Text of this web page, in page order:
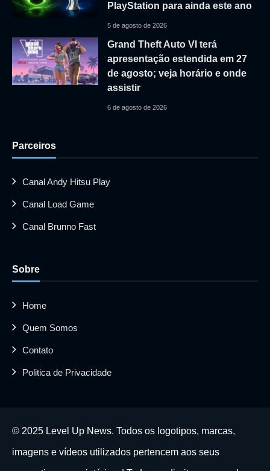
PlayStation para ainda este ano
5 de agosto de 2026
Grand Theft Auto VI terá
apresentação estendida em 27
de agosto; veja horário e onde
assistir
6 de agosto de 2026
Parceiros
Canal Andy Hitsu Play
Canal Load Game
Canal Brunno Fast
Sobre
Home
Quem Somos
Contato
Politica de Privacidade
© 2025 Level Up News. Todos os logotipos, marcas,
imagens e vídeos utilizados pertencem aos seus